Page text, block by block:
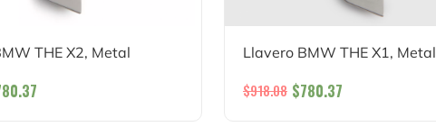
THE X2, Metal Llavero BMW THE X1, Metal
$918.08 $780.37